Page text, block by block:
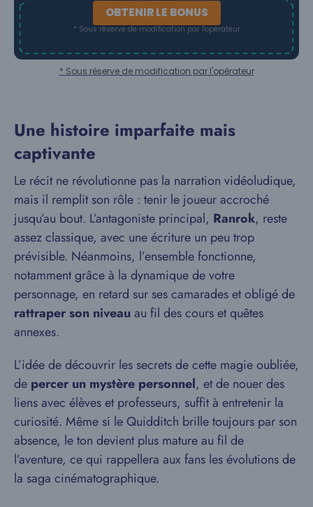
OBTENIR LE BONUS
* Sous réserve de modification par l'opérateur
* Sous réserve de modification par l'opérateur
Une histoire imparfaite mais
captivante
Le récit ne révolutionne pas la narration vidéoludique,
mais il remplit son rôle : tenir le joueur accroché
jusqu’au bout. L’antagoniste principal, Ranrok, reste
assez classique, avec une écriture un peu trop
prévisible. Néanmoins, l’ensemble fonctionne,
notamment grâce à la dynamique de votre
personnage, en retard sur ses camarades et obligé de
rattraper son niveauau fil des cours et quêtes
annexes.
L’idée de découvrir les secrets de cette magie oubliée,
de percer un mystère personnel, et de nouer des
liens avec élèves et professeurs, suffit à entretenir la
curiosité. Même si le Quidditch brille toujours par son
absence, le ton devient plus mature au fil de
l’aventure, ce qui rappellera aux fans les évolutions de
la saga cinématographique.